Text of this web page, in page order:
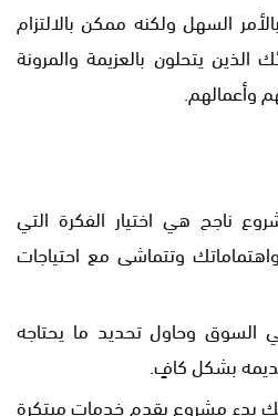
السهل ولكنه ممكن بالالتزام
الذين يتحلون بالعزيمة والمرونة
وأعمالهم.
ناجح هي اختيار الفكرة التي
وتتماشى مع احتياجات
وحاول تحديد ما يحتاجه
بشكل كافٍ.
بدء مشروع يقدم خدمات مبتكرة